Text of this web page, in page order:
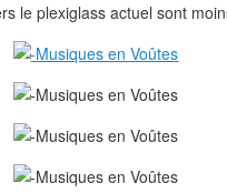
le plexiglass actuel sont